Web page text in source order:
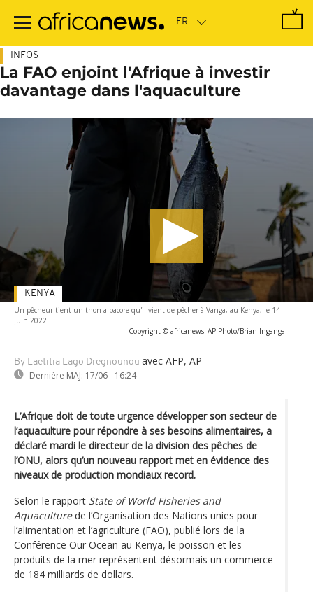
contenu
INFOS
La FAO enjoint l'Afrique à investir
davantage dans l'aquaculture
Un pêcheur tient un thon albacore qu'il vient de pêcher à Vanga, au Kenya, le 14
juin 2022
- Copyright © africanews AP Photo/Brian Inganga
By Laetitia Lago Dregnounou avec AFP, AP
Dernière MAJ: 17/06 - 16:24
KENYA
L’Afrique doit de toute urgence développer son secteur de
l’aquaculture pour répondre à ses besoins alimentaires, a
déclaré mardi le directeur de la division des pêches de
l’ONU, alors qu’un nouveau rapport met en évidence des
niveaux de production mondiaux record.
Selon le rapport State of World Fisheries and
Aquaculturede l’Organisation des Nations unies pour
l’alimentation et l’agriculture (FAO), publié lors de la
Conférence Our Ocean au Kenya, le poisson et les
produits de la mer représentent désormais un commerce
de 184 milliards de dollars.